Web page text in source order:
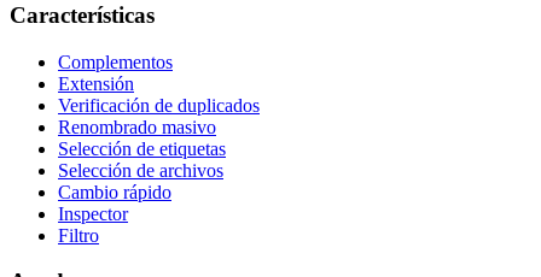
Características
Complementos
Extensión
Verificación de duplicados
Renombrado masivo
Selección de etiquetas
Selección de archivos
Cambio rápido
Inspector
Filtro